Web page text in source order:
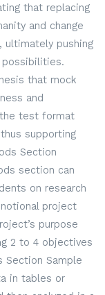
that replacing
and change
ultimately pushing
possibilities.
that mock
and
test format
supporting
Section
section can
on research
project
purpose
2 to 4 objectives
Sample
in tables or